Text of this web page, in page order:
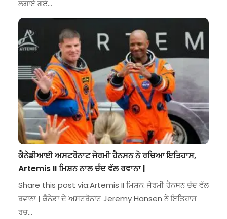
ਲਗਾਏ ਗਏ…
ਕੈਨੇਡੀਆਈ ਅਸਟਰੋਨਾਟ ਜੇਰਮੀ ਹੈਨਸਨ ਨੇ ਰਚਿਆ ਇਤਿਹਾਸ,
Artemis II ਮਿਸ਼ਨ ਨਾਲ ਚੰਦ ਵੱਲ ਰਵਾਨਾ |
Share this post via:Artemis II ਮਿਸ਼ਨ: ਜੇਰਮੀ ਹੈਨਸਨ ਚੰਦ ਵੱਲ
ਰਵਾਨਾ | ਕੈਨੇਡਾ ਦੇ ਅਸਟਰੋਨਾਟ Jeremy Hansen ਨੇ ਇਤਿਹਾਸ
ਰਚ…